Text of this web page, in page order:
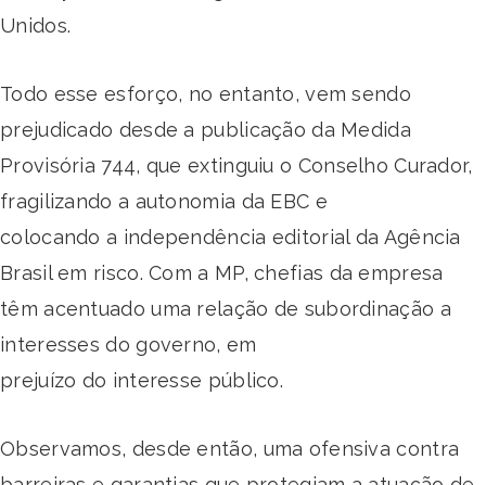
Unidos.
Todo esse esforço, no entanto, vem sendo
prejudicado desde a publicação da Medida
Provisória 744, que extinguiu o Conselho Curador,
fragilizando a autonomia da EBC e
colocando a independência editorial da Agência
Brasil em risco. Com a MP, chefias da empresa
têm acentuado uma relação de subordinação a
interesses do governo, em
prejuízo do interesse público.
Observamos, desde então, uma ofensiva contra